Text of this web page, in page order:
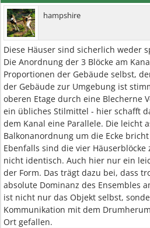
hampshire
Diese Häuser sind sicherlich weder
Die Anordnung der 3 Blöcke am
Proportionen der Gebäude selbst,
der Gebäude zur Umgebung ist
oberen Etage durch eine Blecherne
ein übliches Stilmittel - hier schafft
dem Kanal eine Parallele. Die leicht
Balkonanordnung um die Ecke
Ebenfalls sind die vier
nicht identisch. Auch hier nur ein
der Form. Das trägt dazu bei, dass
absolute Dominanz des Ensembles
ist nicht nur das Objekt selbst,
Kommunikation mit dem
Ort gefallen.